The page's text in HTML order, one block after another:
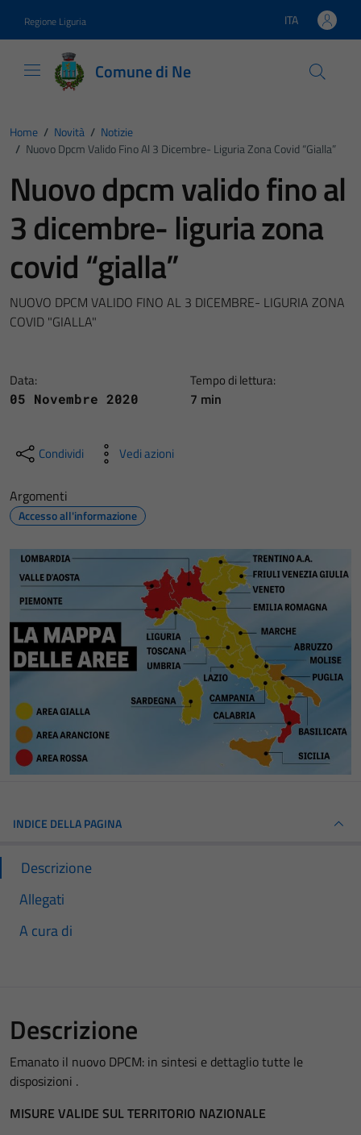
Regione Liguria Lingua attiva:
ITA
Comune di Ne
Home / Novità / Notizie
/ Nuovo Dpcm Valido Fino Al 3 Dicembre- Liguria Zona Covid “gialla”
Nuovo dpcm valido fino al
3 dicembre- liguria zona
covid “gialla”
NUOVO DPCM VALIDO FINO AL 3 DICEMBRE- LIGURIA ZONA
COVID "GIALLA"
Data:
05 Novembre 2020
Tempo di lettura:
7 min
Condividi Vedi azioni
Argomenti
Accesso all'informazione
INDICE DELLA PAGINA
Descrizione
Allegati
A cura di
Descrizione
Emanato il nuovo DPCM: in sintesi e dettaglio tutte le
disposizioni .
MISURE VALIDE SUL TERRITORIO NAZIONALE